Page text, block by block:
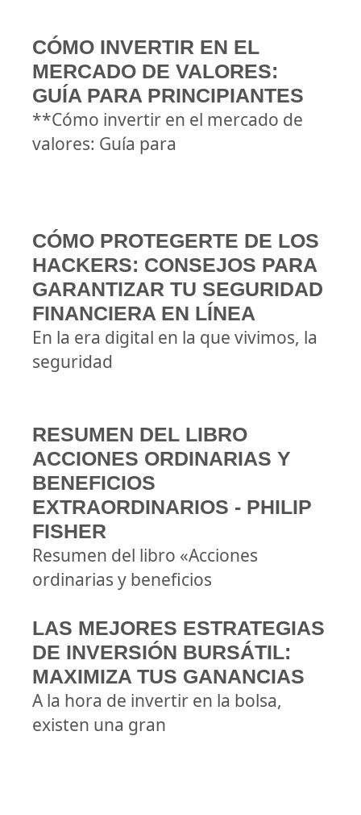
CÓMO INVERTIR EN EL
MERCADO DE VALORES:
GUÍA PARA PRINCIPIANTES
**Cómo invertir en el mercado de
valores: Guía para
CÓMO PROTEGERTE DE LOS
HACKERS: CONSEJOS PARA
GARANTIZAR TU SEGURIDAD
FINANCIERA EN LÍNEA
En la era digital en la que vivimos, la
seguridad
RESUMEN DEL LIBRO
ACCIONES ORDINARIAS Y
BENEFICIOS
EXTRAORDINARIOS - PHILIP
FISHER
Resumen del libro «Acciones
ordinarias y beneficios
LAS MEJORES ESTRATEGIAS
DE INVERSIÓN BURSÁTIL:
MAXIMIZA TUS GANANCIAS
A la hora de invertir en la bolsa,
existen una gran